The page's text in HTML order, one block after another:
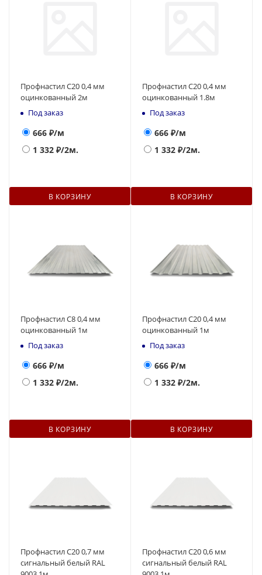
Профнастил С20 0,4 мм
оцинкованный 2м
Под заказ
666 ₽/м
1 332 ₽/2м.
В КОРЗИНУ
Профнастил С20 0,4 мм
оцинкованный 1.8м
Под заказ
666 ₽/м
1 332 ₽/2м.
В КОРЗИНУ
Профнастил С8 0,4 мм
оцинкованный 1м
Под заказ
666 ₽/м
1 332 ₽/2м.
В КОРЗИНУ
Профнастил С20 0,4 мм
оцинкованный 1м
Под заказ
666 ₽/м
1 332 ₽/2м.
В КОРЗИНУ
Профнастил С20 0,7 мм
сигнальный белый RAL
Профнастил С20 0,6 мм
сигнальный белый RAL